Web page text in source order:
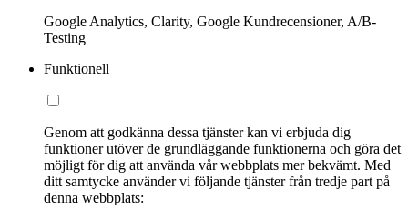
Google Analytics, Clarity, Google Kundrecensioner, A/B-
Testing
Funktionell
Genom att godkänna dessa tjänster kan vi erbjuda dig
funktioner utöver de grundläggande funktionerna och göra det
möjligt för dig att använda vår webbplats mer bekvämt. Med
ditt samtycke använder vi följande tjänster från tredje part på
denna webbplats: